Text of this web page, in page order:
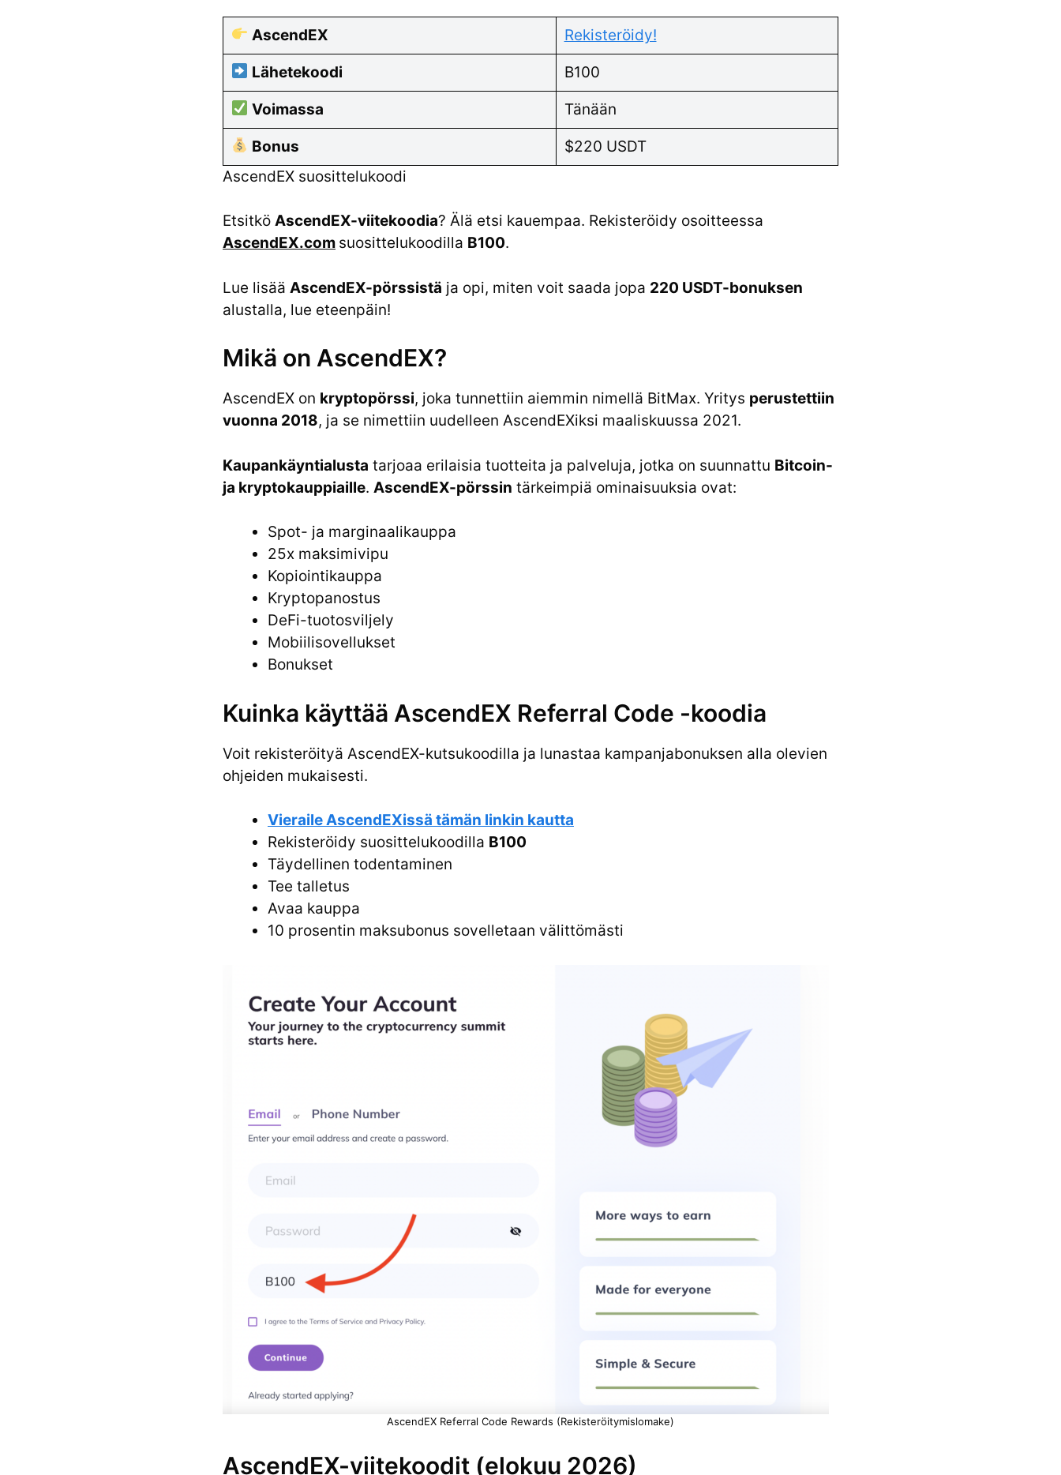
AscendEX Rekisteröidy!
Lähetekoodi B100
Voimassa Tänään
Bonus
$220 USDT
AscendEX suosittelukoodi
Etsitkö AscendEX-viitekoodia? Älä etsi kauempaa. Rekisteröidy osoitteessa
AscendEX.com suosittelukoodilla B100.
Lue lisää AscendEX-pörssistä ja opi, miten voit saada jopa 220 USDT-bonuksen
alustalla, lue eteenpäin!
Mikä on AscendEX?
AscendEX on kryptopörssi, joka tunnettiin aiemmin nimellä BitMax. Yritys perustettiin
vuonna 2018, ja se nimettiin uudelleen AscendEXiksi maaliskuussa 2021.
Kaupankäyntialusta tarjoaa erilaisia tuotteita ja palveluja, jotka on suunnattu Bitcoin-
ja kryptokauppiaille. AscendEX-pörssin tärkeimpiä ominaisuuksia ovat:
Spot- ja marginaalikauppa
25x maksimivipu
Kopiointikauppa
Kryptopanostus
DeFi-tuotosviljely
Mobiilisovellukset
Bonukset
Kuinka käyttää AscendEX Referral Code -koodia
Voit rekisteröityä AscendEX-kutsukoodilla ja lunastaa kampanjabonuksen alla olevien
ohjeiden mukaisesti.
Vieraile AscendEXissä tämän linkin kautta
Rekisteröidy suosittelukoodilla B100
Täydellinen todentaminen
Tee talletus
Avaa kauppa
10 prosentin maksubonus sovelletaan välittömästi
AscendEX Referral Code Rewards (Rekisteröitymislomake)
AscendEX-viitekoodit (elokuu 2026)